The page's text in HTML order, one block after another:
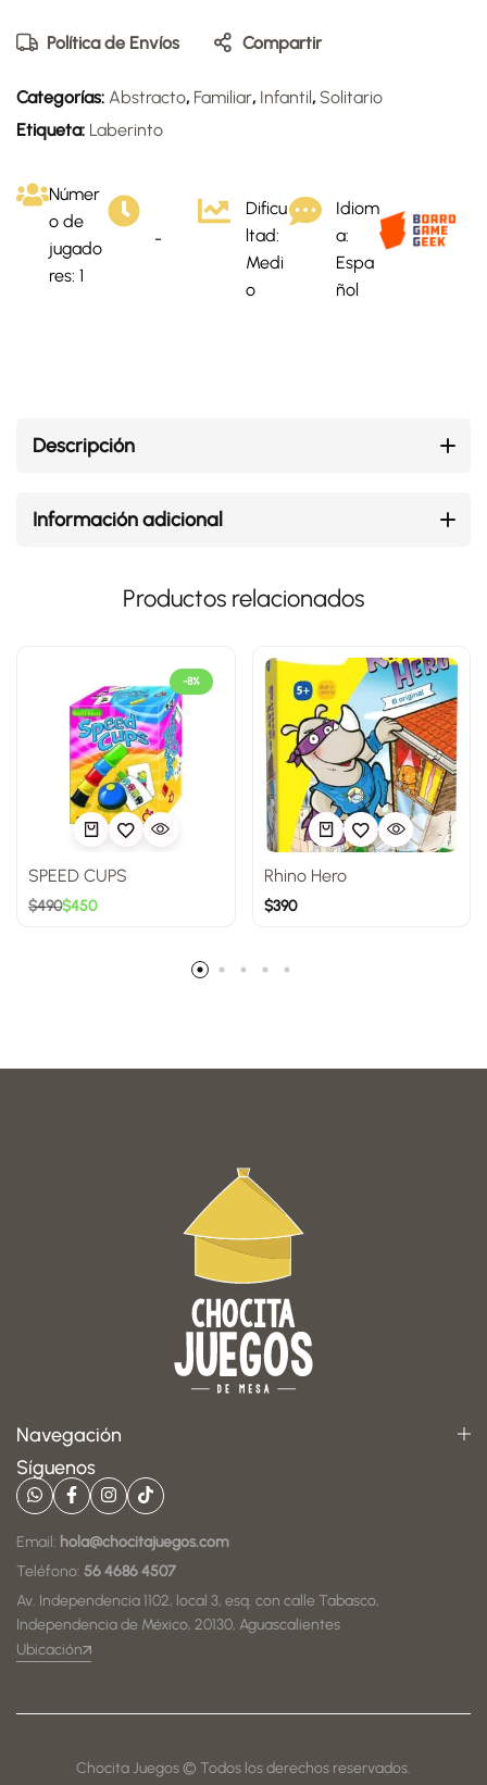
Política de Envíos Compartir
Categorías: Abstracto, Familiar, Infantil, Solitario
Etiqueta: Laberinto
Númer
o de
jugado
res: 1
-
Dificu
ltad:
Medi
o
Idiom
a:
Espa
ñol
Descripción
Información adicional
Productos relacionados
-8%
SPEED CUPS
$490$450
Rhino Hero
$390
Navegación
Síguenos
Email: hola@chocitajuegos.com
Teléfono: 56 4686 4507
Av. Independencia 1102, local 3, esq. con calle Tabasco,
Independencia de México, 20130, Aguascalientes
Ubicación
Chocita Juegos © Todos los derechos reservados.